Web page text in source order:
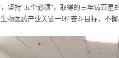
，坚持“五个必须”，取得的三年铸百
物医药产业关键一环”奋斗目标，不